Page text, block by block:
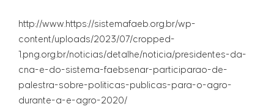
http://www.https://sistemafaeb.org.br/wp-
content/uploads/2023/07/cropped-
1.png.org.br/noticias/detalhe/noticia/presidentes-da-
cna-e-do-sistema-faebsenar-participarao-de-
palestra-sobre-politicas-publicas-para-o-agro-
durante-a-e-agro-2020/